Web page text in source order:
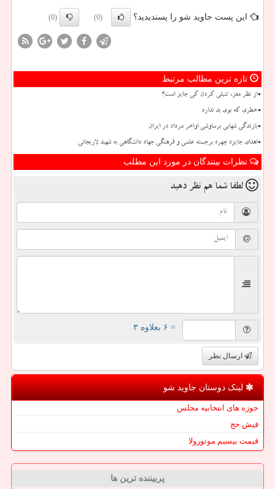
این پست جاوید شو را پسندیدید؟ (0)
(0)
تازه ترین مطالب مرتبط
از نظر مغز، تنبلی کردن کی جایز است؟
خطری که بوی بد ندارد
بارندگی شهابی برساوشی اواخر مرداد در ایران
اهدای جایزه چهره برجسته علمی و فرهنگی جهاد دانشگاهی به شهید لاریجانی
نظرات بینندگان در مورد این مطلب
لطفا شما هم نظر دهید
= ۶ بعلاوه ۳
ارسال نظر
لینک دوستان جاوید شو
حوزه های انتخابیه مجلس
فیش حج
قیمت بیسیم موتورولا
پربیننده ترین ها